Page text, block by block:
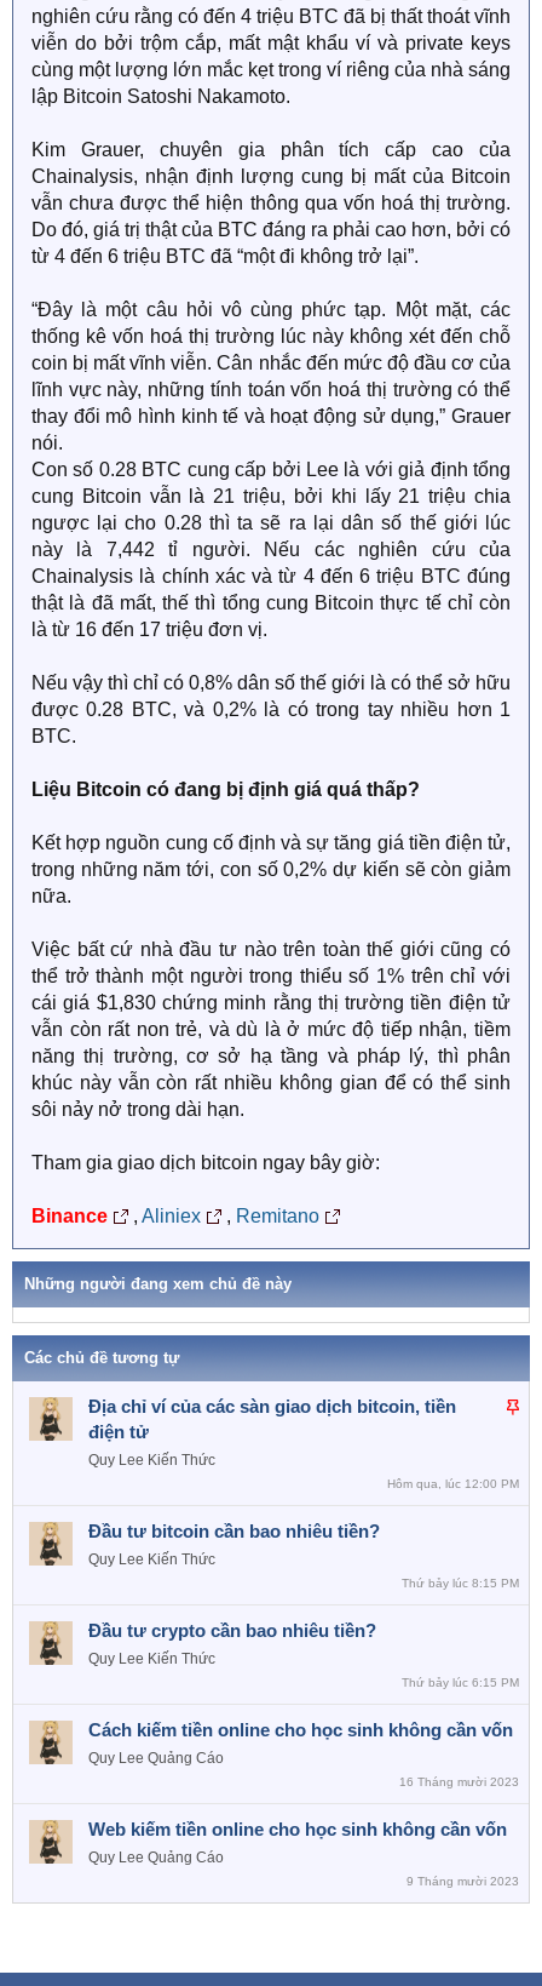
nghiên cứu rằng có đến 4 triệu BTC đã bị thất thoát vĩnh
viễn do bởi trộm cắp, mất mật khẩu ví và private keys
cùng một lượng lớn mắc kẹt trong ví riêng của nhà sáng
lập Bitcoin Satoshi Nakamoto.
Kim Grauer, chuyên gia phân tích cấp cao của
Chainalysis, nhận định lượng cung bị mất của Bitcoin
vẫn chưa được thể hiện thông qua vốn hoá thị trường.
Do đó, giá trị thật của BTC đáng ra phải cao hơn, bởi có
từ 4 đến 6 triệu BTC đã “một đi không trở lại”.
“Đây là một câu hỏi vô cùng phức tạp. Một mặt, các
thống kê vốn hoá thị trường lúc này không xét đến chỗ
coin bị mất vĩnh viễn. Cân nhắc đến mức độ đầu cơ của
lĩnh vực này, những tính toán vốn hoá thị trường có thể
thay đổi mô hình kinh tế và hoạt động sử dụng,” Grauer
nói.
Con số 0.28 BTC cung cấp bởi Lee là với giả định tổng
cung Bitcoin vẫn là 21 triệu, bởi khi lấy 21 triệu chia
ngược lại cho 0.28 thì ta sẽ ra lại dân số thế giới lúc
này là 7,442 tỉ người. Nếu các nghiên cứu của
Chainalysis là chính xác và từ 4 đến 6 triệu BTC đúng
thật là đã mất, thế thì tổng cung Bitcoin thực tế chỉ còn
là từ 16 đến 17 triệu đơn vị.
Nếu vậy thì chỉ có 0,8% dân số thế giới là có thể sở hữu
được 0.28 BTC, và 0,2% là có trong tay nhiều hơn 1
BTC.
Liệu Bitcoin có đang bị định giá quá thấp?
Kết hợp nguồn cung cố định và sự tăng giá tiền điện tử,
trong những năm tới, con số 0,2% dự kiến sẽ còn giảm
nữa.
Việc bất cứ nhà đầu tư nào trên toàn thế giới cũng có
thể trở thành một người trong thiểu số 1% trên chỉ với
cái giá $1,830 chứng minh rằng thị trường tiền điện tử
vẫn còn rất non trẻ, và dù là ở mức độ tiếp nhận, tiềm
năng thị trường, cơ sở hạ tầng và pháp lý, thì phân
khúc này vẫn còn rất nhiều không gian để có thể sinh
sôi nảy nở trong dài hạn.
Tham gia giao dịch bitcoin ngay bây giờ:
Binance , Aliniex , Remitano
Những người đang xem chủ đề này
Các chủ đề tương tự
D
l
ê
a
o
Địa chỉ ví của các sàn giao dịch bitcoin, tiền
điện tử
Quy Lee Kiến Thức
Hôm qua, lúc 12:00 PM
Đầu tư bitcoin cần bao nhiêu tiền?
Quy Lee Kiến Thức
Thứ bảy lúc 8:15 PM
Đầu tư crypto cần bao nhiêu tiền?
Quy Lee Kiến Thức
Thứ bảy lúc 6:15 PM
Cách kiếm tiền online cho học sinh không cần vốn
Quy Lee Quảng Cáo
16 Tháng mười 2023
Web kiếm tiền online cho học sinh không cần vốn
Quy Lee Quảng Cáo
9 Tháng mười 2023